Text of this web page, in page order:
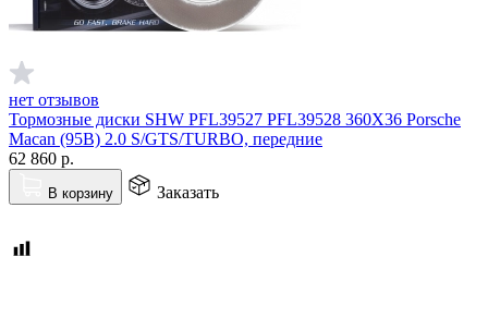
нет отзывов
Тормозные диски SHW PFL39527 PFL39528 360X36 Porsche
Macan (95B) 2.0 S/GTS/TURBO, передние
62 860 р.
В корзину Заказать